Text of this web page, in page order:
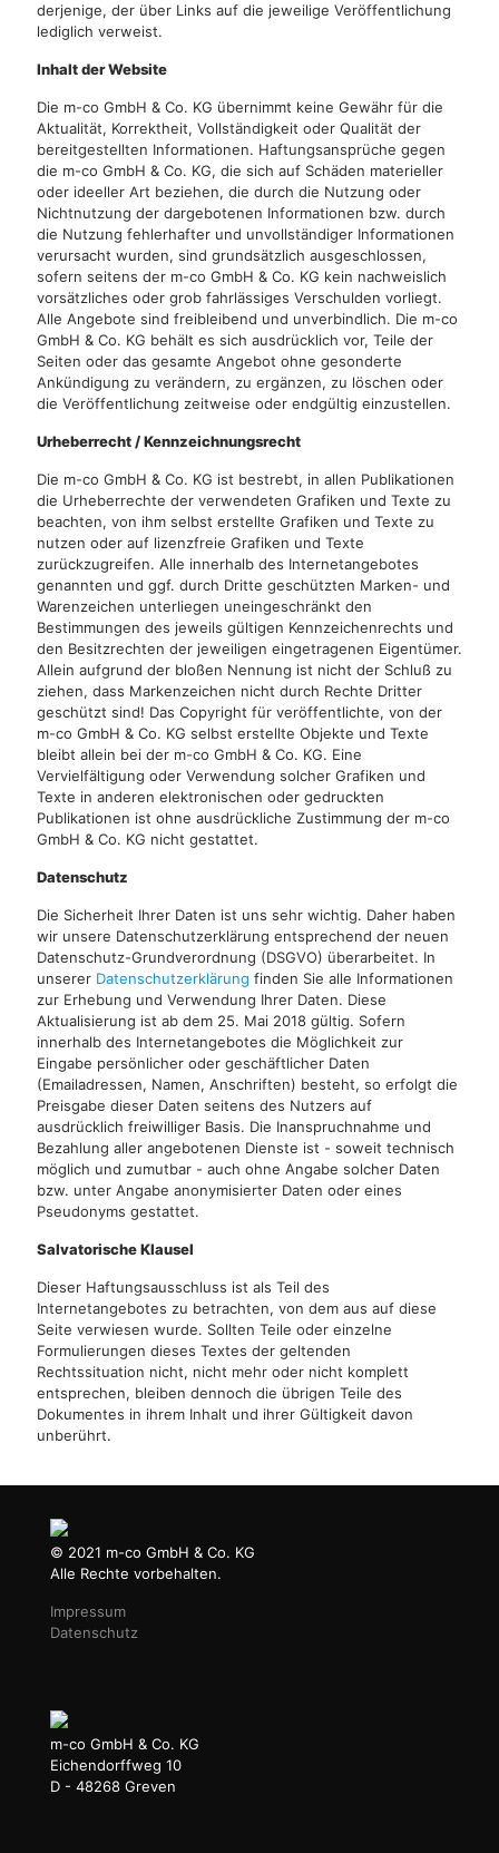
derjenige, der über Links auf die jeweilige Veröffentlichung
lediglich verweist.
Inhalt der Website
Die m-co GmbH & Co. KG übernimmt keine Gewähr für die
Aktualität, Korrektheit, Vollständigkeit oder Qualität der
bereitgestellten Informationen. Haftungsansprüche gegen
die m-co GmbH & Co. KG, die sich auf Schäden materieller
oder ideeller Art beziehen, die durch die Nutzung oder
Nichtnutzung der dargebotenen Informationen bzw. durch
die Nutzung fehlerhafter und unvollständiger Informationen
verursacht wurden, sind grundsätzlich ausgeschlossen,
sofern seitens der m-co GmbH & Co. KG kein nachweislich
vorsätzliches oder grob fahrlässiges Verschulden vorliegt.
Alle Angebote sind freibleibend und unverbindlich. Die m-co
GmbH & Co. KG behält es sich ausdrücklich vor, Teile der
Seiten oder das gesamte Angebot ohne gesonderte
Ankündigung zu verändern, zu ergänzen, zu löschen oder
die Veröffentlichung zeitweise oder endgültig einzustellen.
Urheberrecht / Kennzeichnungsrecht
Die m-co GmbH & Co. KG ist bestrebt, in allen Publikationen
die Urheberrechte der verwendeten Grafiken und Texte zu
beachten, von ihm selbst erstellte Grafiken und Texte zu
nutzen oder auf lizenzfreie Grafiken und Texte
zurückzugreifen. Alle innerhalb des Internetangebotes
genannten und ggf. durch Dritte geschützten Marken- und
Warenzeichen unterliegen uneingeschränkt den
Bestimmungen des jeweils gültigen Kennzeichenrechts und
den Besitzrechten der jeweiligen eingetragenen Eigentümer.
Allein aufgrund der bloßen Nennung ist nicht der Schluß zu
ziehen, dass Markenzeichen nicht durch Rechte Dritter
geschützt sind! Das Copyright für veröffentlichte, von der
m-co GmbH & Co. KG selbst erstellte Objekte und Texte
bleibt allein bei der m-co GmbH & Co. KG. Eine
Vervielfältigung oder Verwendung solcher Grafiken und
Texte in anderen elektronischen oder gedruckten
Publikationen ist ohne ausdrückliche Zustimmung der m-co
GmbH & Co. KG nicht gestattet.
Datenschutz
Die Sicherheit Ihrer Daten ist uns sehr wichtig. Daher haben
wir unsere Datenschutzerklärung entsprechend der neuen
Datenschutz-Grundverordnung (DSGVO) überarbeitet. In
unserer Datenschutzerklärung finden Sie alle Informationen
zur Erhebung und Verwendung Ihrer Daten. Diese
Aktualisierung ist ab dem 25. Mai 2018 gültig. Sofern
innerhalb des Internetangebotes die Möglichkeit zur
Eingabe persönlicher oder geschäftlicher Daten
(Emailadressen, Namen, Anschriften) besteht, so erfolgt die
Preisgabe dieser Daten seitens des Nutzers auf
ausdrücklich freiwilliger Basis. Die Inanspruchnahme und
Bezahlung aller angebotenen Dienste ist - soweit technisch
möglich und zumutbar - auch ohne Angabe solcher Daten
bzw. unter Angabe anonymisierter Daten oder eines
Pseudonyms gestattet.
Salvatorische Klausel
Dieser Haftungsausschluss ist als Teil des
Internetangebotes zu betrachten, von dem aus auf diese
Seite verwiesen wurde. Sollten Teile oder einzelne
Formulierungen dieses Textes der geltenden
Rechtssituation nicht, nicht mehr oder nicht komplett
entsprechen, bleiben dennoch die übrigen Teile des
Dokumentes in ihrem Inhalt und ihrer Gültigkeit davon
unberührt.
© 2021 m-co GmbH & Co. KG
Alle Rechte vorbehalten.
Impressum
Datenschutz
m-co GmbH & Co. KG
Eichendorffweg 10
D - 48268 Greven